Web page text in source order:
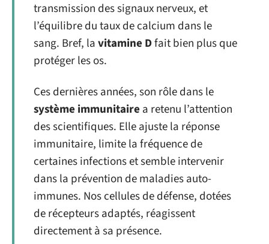
transmission des signaux nerveux, et
l’équilibre du taux de calcium dans le
sang. Bref, lavitamine Dfait bien plus que
protéger les os.
Ces dernières années, son rôle dans le
système immunitaire a retenu l’attention
des scientifiques. Elle ajuste la réponse
immunitaire, limite la fréquence de
certaines infections et semble intervenir
dans la prévention de maladies auto-
immunes. Nos cellules de défense, dotées
de récepteurs adaptés, réagissent
directement à sa présence.